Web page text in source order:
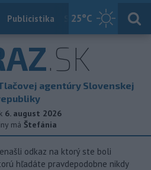
25°C
Publicistika Slovensko
.SK
agentúry Slovenskej
6. august 2026
má Štefánia
odkaz na ktorý ste boli
hľadáte pravdepodobne nikdy